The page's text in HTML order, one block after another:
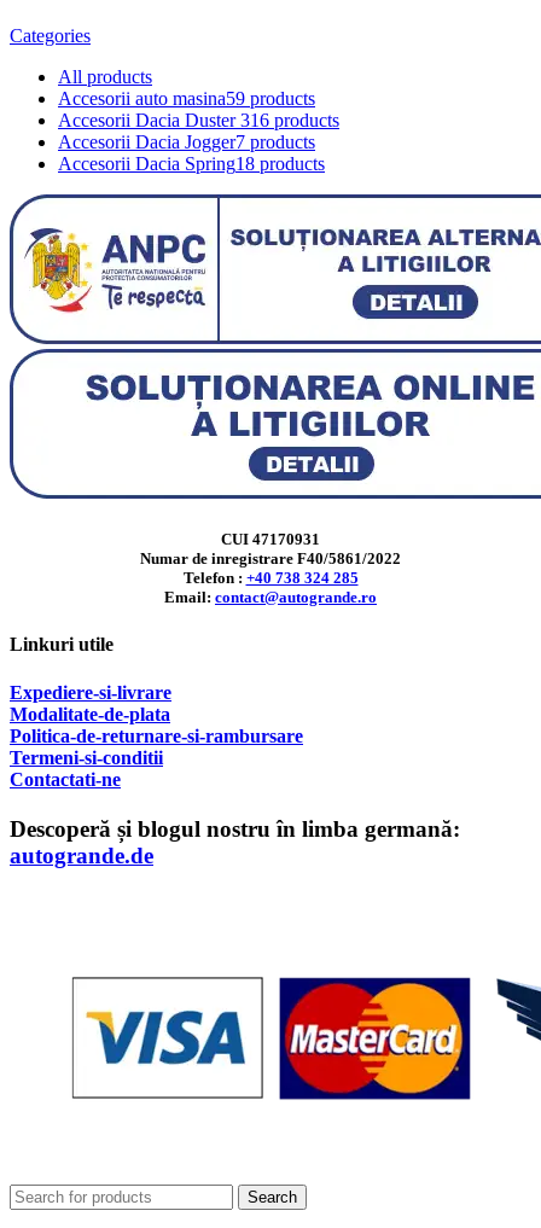
Categories
All products
Accesorii auto masina59 products
Accesorii Dacia Duster 316 products
Accesorii Dacia Jogger7 products
Accesorii Dacia Spring18 products
CUI 47170931
Numar de inregistrare F40/5861/2022
Telefon : +40 738 324 285
Email: contact@autogrande.ro
Linkuri utile
Expediere-si-livrare
Modalitate-de-plata
Politica-de-returnare-si-rambursare
Termeni-si-conditii
Contactati-ne
Descoperă și blogul nostru în limba germană:
autogrande.de
Search